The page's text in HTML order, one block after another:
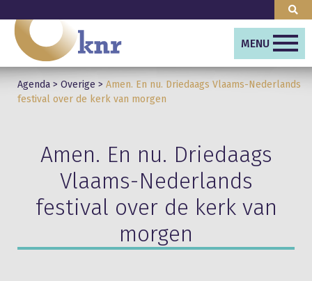
MENU
Agenda > Overige > Amen. En nu. Driedaags Vlaams-Nederlands
festival over de kerk van morgen
Amen. En nu. Driedaags
Vlaams-Nederlands
festival over de kerk van
morgen